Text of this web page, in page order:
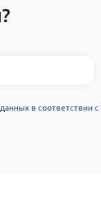
в соответствии с